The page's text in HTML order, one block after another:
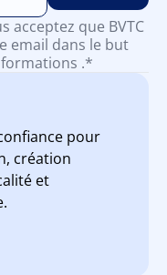
acceptez que BVTC
email dans le but
.*
pour
création
et